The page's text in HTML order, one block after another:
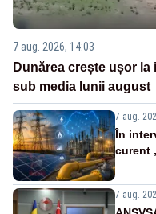
7 aug. 2026, 14:03
Dunărea crește ușor la
sub media lunii august
7 aug.
În
curent
7 aug.